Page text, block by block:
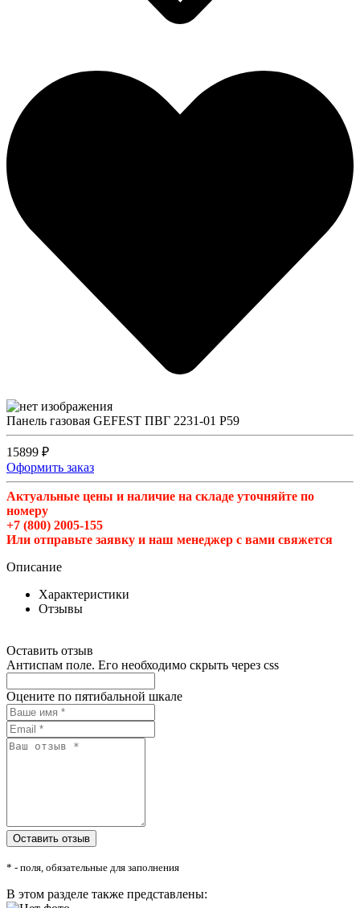
Панель газовая GEFEST ПВГ 2231-01 Р59
15899 ₽
Оформить заказ
Актуальные цены и наличие на складе уточняйте по
номеру
+7 (800) 2005-155
Или отправьте заявку и наш менеджер с вами свяжется
Описание
Характеристики
Отзывы
Оставить отзыв
Антиспам поле. Его необходимо скрыть через css
Оцените по пятибальной шкале
* - поля, обязательные для заполнения
В этом разделе также представлены: